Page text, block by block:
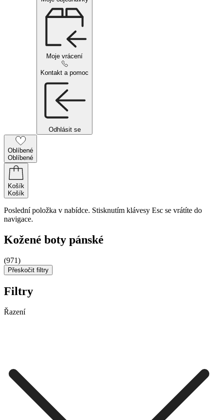
Moje vrácení
Kontakt a pomoc
Odhlásit se
Oblíbené
Oblíbené
Košík
Košík
Poslední položka v nabídce. Stisknutím klávesy Esc se vrátíte do
navigace.
Kožené boty pánské
(971)
Přeskočit filtry
Filtry
Řazení